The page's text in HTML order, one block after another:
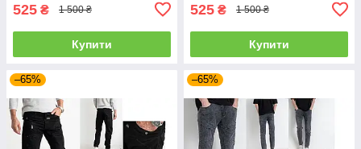
525 ₴ 1 500 ₴
Купити
525 ₴ 1 500 ₴
Купити
–65% –65%